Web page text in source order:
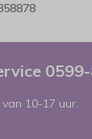
10-17 uur.